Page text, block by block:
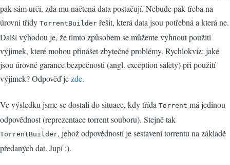
pak sám určí, zda mu načtená data postačují. Nebude pak třeba na
úrovni třídy TorrentBuilder řešit, která data jsou potřebná a která ne.
Další výhodou je, že tímto způsobem se můžeme vyhnout použití
výjimek, které mohou přinášet zbytečné problémy. Rychlokvíz: jaké
jsou úrovně garance bezpečnosti (angl. exception safety) při použití
výjimek? Odpověď jezde.
Ve výsledku jsme se dostali do situace, kdy třída Torrent má jedinou
odpovědnost (reprezentace torrent souboru). Stejně tak
TorrentBuilder, jehož odpovědností je sestavení torrentu na základě
předaných dat. Jupí :).